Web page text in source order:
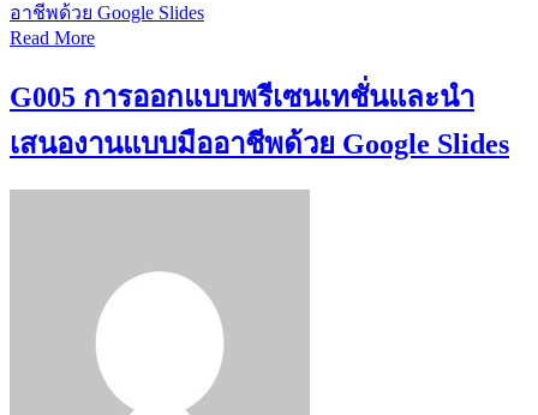
Read More
G005 การออกแบบพรีเซนเทชั่นและนำ
เสนองานแบบมืออาชีพด้วย Google Slides